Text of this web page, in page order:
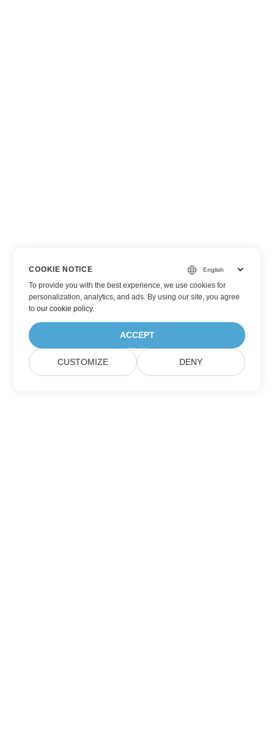
COOKIE NOTICE
To provide you with the best experience, we use cookies for
personalization, analytics, and ads. By using our site, you agree
toour cookie policy.
ACCEPT
CUSTOMIZE DENY